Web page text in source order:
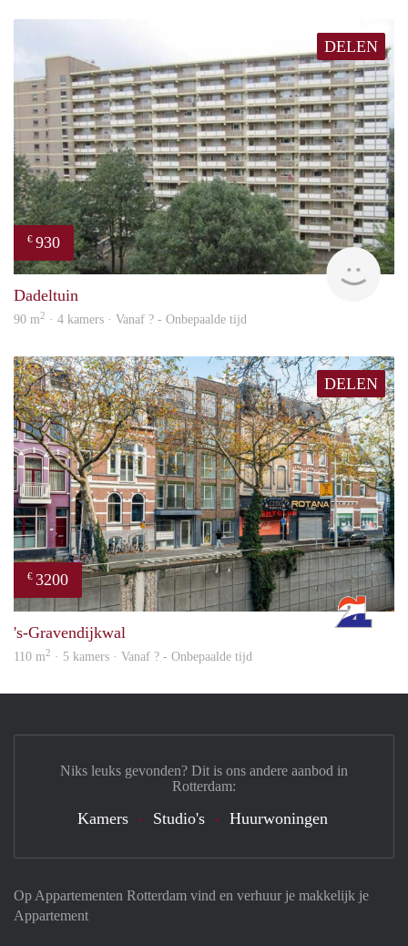
DELEN
€ 930
rent
Dadeltuin
90 m2 · 4 kamers · Vanaf ? - Onbepaalde tijd
DELEN
€ 3200
's-Gravendijkwal
110 m2 · 5 kamers · Vanaf ? - Onbepaalde tijd
Op Appartementen Rotterdam vind en verhuur je makkelijk je
Appartement
Niks leuks gevonden? Dit is ons andere aanbod in
Rotterdam:
Kamers Studio's Huurwoningen